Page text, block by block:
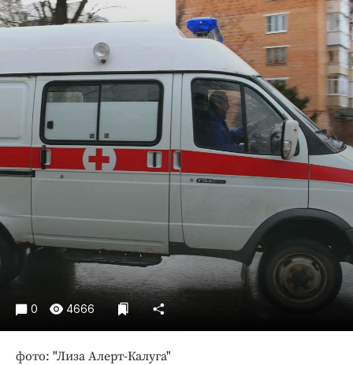
Криминал
Недвижимость и ЖКХ
Образование
Общество
Погода
Праздники
Происшествия
Экономика и бизнес
ПРОЕКТЫ
Блоги
Издания
Медиаперсона
Интересное чтиво
0 4666
фото: "Лиза Алерт-Калуга"